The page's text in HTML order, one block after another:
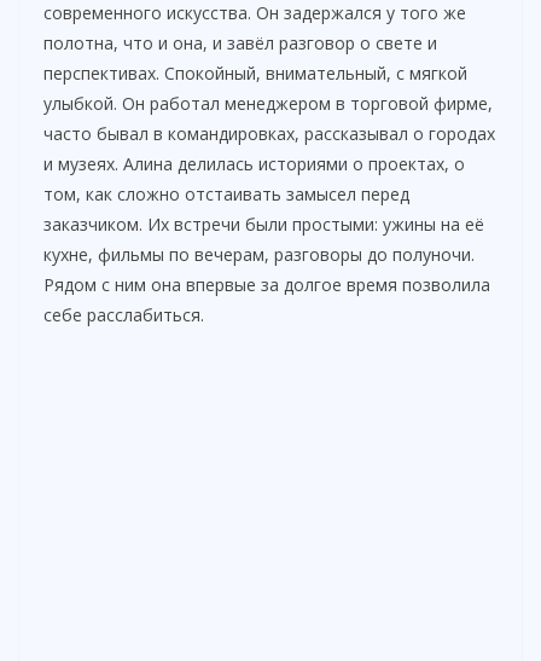
современного искусства. Он задержался у того же
полотна, что и она, и завёл разговор о свете и
перспективах. Спокойный, внимательный, с мягкой
улыбкой. Он работал менеджером в торговой фирме,
часто бывал в командировках, рассказывал о городах
и музеях. Алина делилась историями о проектах, о
том, как сложно отстаивать замысел перед
заказчиком. Их встречи были простыми: ужины на её
кухне, фильмы по вечерам, разговоры до полуночи.
Рядом с ним она впервые за долгое время позволила
себе расслабиться.